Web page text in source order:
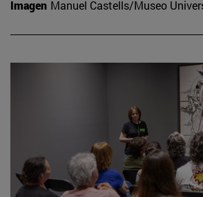
Imagen Manuel Castells/Museo